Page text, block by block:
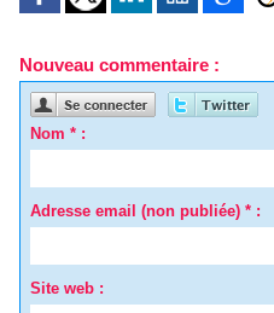
Nouveau commentaire :
Nom * :
Adresse email (non publiée) * :
Site web :